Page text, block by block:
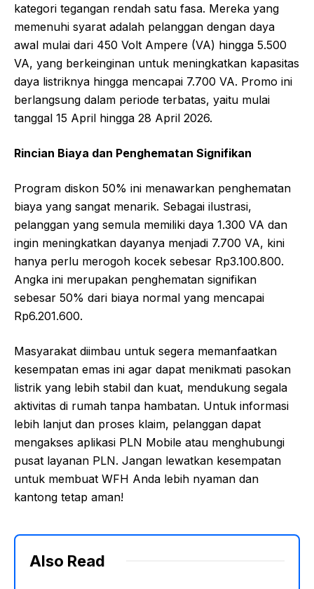
kategori tegangan rendah satu fasa. Mereka yang
memenuhi syarat adalah pelanggan dengan daya
awal mulai dari 450 Volt Ampere (VA) hingga 5.500
VA, yang berkeinginan untuk meningkatkan kapasitas
daya listriknya hingga mencapai 7.700 VA. Promo ini
berlangsung dalam periode terbatas, yaitu mulai
tanggal 15 April hingga 28 April 2026.
Rincian Biaya dan Penghematan Signifikan
Program diskon 50% ini menawarkan penghematan
biaya yang sangat menarik. Sebagai ilustrasi,
pelanggan yang semula memiliki daya 1.300 VA dan
ingin meningkatkan dayanya menjadi 7.700 VA, kini
hanya perlu merogoh kocek sebesar Rp3.100.800.
Angka ini merupakan penghematan signifikan
sebesar 50% dari biaya normal yang mencapai
Rp6.201.600.
Masyarakat diimbau untuk segera memanfaatkan
kesempatan emas ini agar dapat menikmati pasokan
listrik yang lebih stabil dan kuat, mendukung segala
aktivitas di rumah tanpa hambatan. Untuk informasi
lebih lanjut dan proses klaim, pelanggan dapat
mengakses aplikasi PLN Mobile atau menghubungi
pusat layanan PLN. Jangan lewatkan kesempatan
untuk membuat WFH Anda lebih nyaman dan
kantong tetap aman!
Also Read